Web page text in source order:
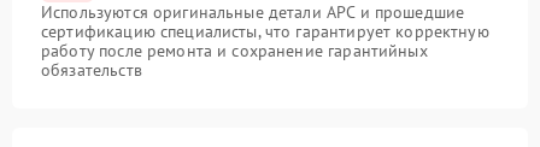
Используются оригинальные детали APC и прошедшие
сертификацию специалисты, что гарантирует корректную
работу после ремонта и сохранение гарантийных
обязательств